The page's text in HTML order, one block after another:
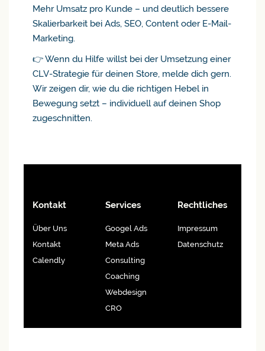
Mehr Umsatz pro Kunde – und deutlich bessere
Skalierbarkeit bei Ads, SEO, Content oder E-Mail-
Marketing.
👉 Wenn du Hilfe willst bei der Umsetzung einer
CLV-Strategie für deinen Store, melde dich gern.
Wir zeigen dir, wie du die richtigen Hebel in
Bewegung setzt – individuell auf deinen Shop
zugeschnitten.
Kontakt
Über Uns
Kontakt
Calendly
Services
Googel Ads
Meta Ads
Consulting
Coaching
Webdesign
CRO
Rechtliches
Impressum
Datenschutz